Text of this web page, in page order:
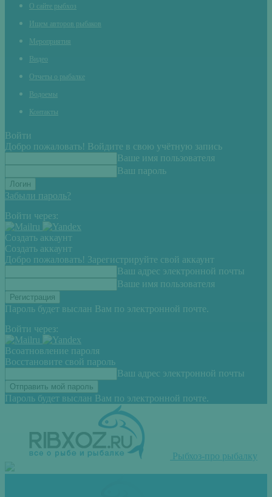
О сайте рыбхоз
Ищем авторов рыбаков
Мероприятия
Видео
Отчеты о рыбалке
Водоемы
Контакты
Войти
Добро пожаловать! Войдите в свою учётную запись
Ваше имя пользователя
Ваш пароль
Забыли пароль?
Войти через:
Создать аккаунт
Создать аккаунт
Добро пожаловать! Зарегистрируйте свой аккаунт
Ваш адрес электронной почты
Ваше имя пользователя
Пароль будет выслан Вам по электронной почте.
Войти через:
Всоатновление пароля
Восстановите свой пароль
Ваш адрес электронной почты
Пароль будет выслан Вам по электронной почте.
Рыбхоз-про рыбалку